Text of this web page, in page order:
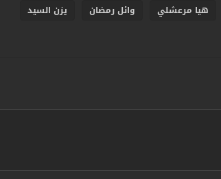
هيا مرعشلي وائل رمضان يزن السيد